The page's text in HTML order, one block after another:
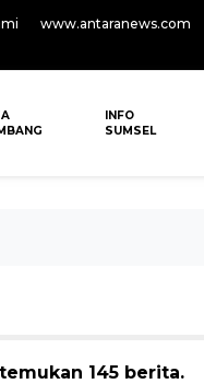
www.antaranews.com
INFO
SUMSEL
145 berita.